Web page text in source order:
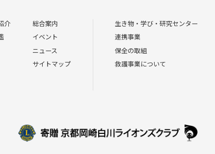
介
総合案内
イベント
ニュース
サイトマップ
生き物・学び・研究センター
連携事業
保全の取組
救護事業について